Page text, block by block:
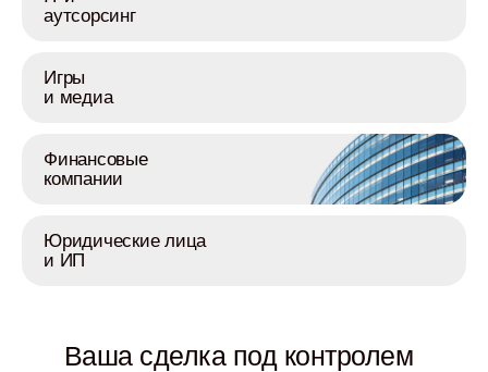
аутсорсинг
Игры
и медиа
Финансовые
компании
Юридические лица
и ИП
Ваша сделка под контролем